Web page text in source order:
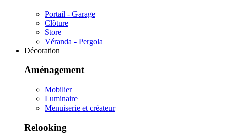
Portail - Garage
Clôture
Store
Véranda - Pergola
Décoration
Aménagement
Mobilier
Luminaire
Menuiserie et créateur
Relooking